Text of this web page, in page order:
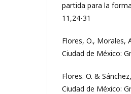
partida para la
11,24-31
Flores, O., Morales,
Ciudad de México:
Flores. O. &
Ciudad de México: